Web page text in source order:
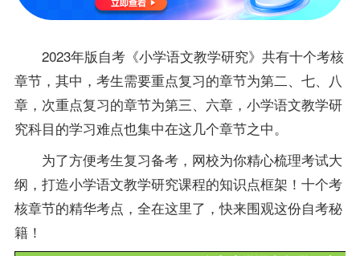
2023年版自考《小学语文教学研究》共有十个考核
章节，其中，考生需要重点复习的章节为第二、七、八
章，次重点复习的章节为第三、六章，小学语文教学研
究科目的学习难点也集中在这几个章节之中。
为了方便考生复习备考，网校为你精心梳理考试大
纲，打造小学语文教学研究课程的知识点框架！十个考
核章节的精华考点，全在这里了，快来围观这份自考秘
籍！